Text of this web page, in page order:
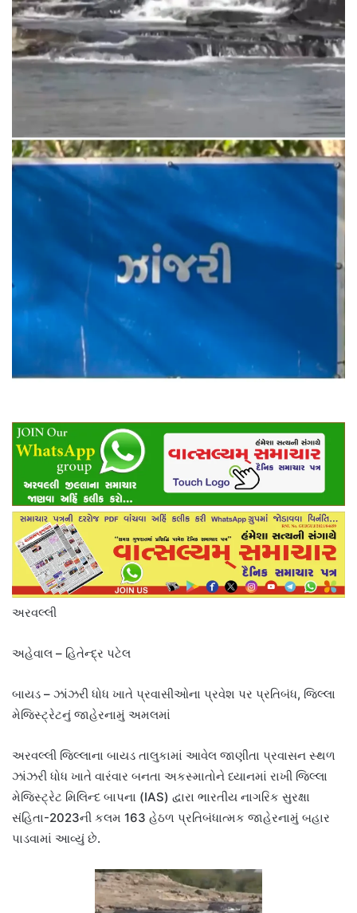
અરવલ્લી
અહેવાલ – હિતેન્દ્ર પટેલ
બાયડ – ઝાંઝરી ધોધ ખાતે પ્રવાસીઓના પ્રવેશ પર પ્રતિબંધ, જિલ્લા
મેજિસ્ટ્રેટનું જાહેરનામું અમલમાં
અરવલ્લી જિલ્લાના બાયડ તાલુકામાં આવેલ જાણીતા પ્રવાસન સ્થળ
ઝાંઝરી ધોધ ખાતે વારંવાર બનતા અકસ્માતોને ધ્યાનમાં રાખી જિલ્લા
મેજિસ્ટ્રેટ મિલિન્દ બાપના (IAS) દ્વારા ભારતીય નાગરિક સુરક્ષા
સંહિતા-2023ની કલમ 163 હેઠળ પ્રતિબંધાત્મક જાહેરનામું બહાર
પાડવામાં આવ્યું છે.